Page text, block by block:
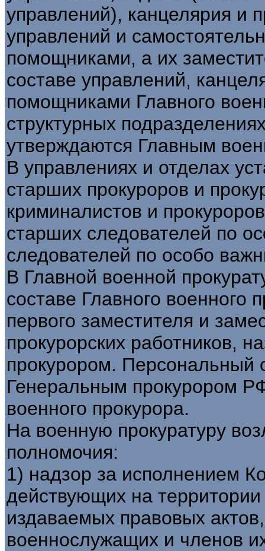
управлений), канцелярия и
управлений и
помощниками, а их
составе управлений,
помощниками Главного
структурных
утверждаются Главным
В управлениях и отделах
старших прокуроров и
криминалистов и
старших следователей по
следователей по особо
В Главной военной
составе Главного военного
первого заместителя и
прокурорских работников,
прокурором. Персональный
Генеральным прокурором
военного прокурора.
На военную прокуратуру
полномочия:
1) надзор за исполнением
действующих на
издаваемых правовых
военнослужащих и членов